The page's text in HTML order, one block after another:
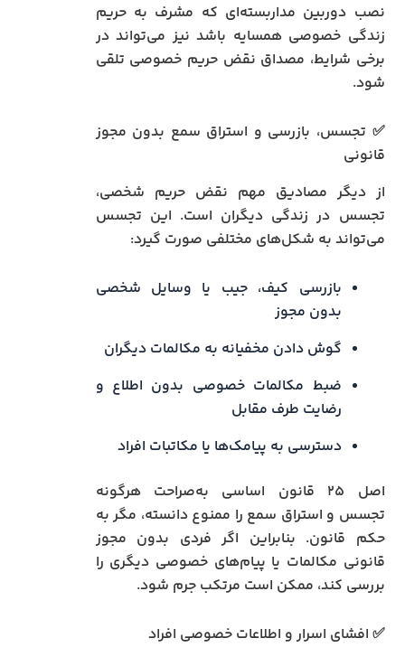
نصب دوربین مداربسته‌ای که مشرف به حریم
زندگی خصوصی همسایه باشد نیز می‌تواند در
برخی شرایط، مصداق نقض حریم خصوصی تلقی
شود.
✅ تجسس، بازرسی و استراق سمع بدون مجوز
قانونی
از دیگر مصادیق مهم نقض حریم شخصی،
تجسس در زندگی دیگران است. این تجسس
می‌تواند به شکل‌های مختلفی صورت گیرد:
بازرسی کیف، جیب یا وسایل شخصی
بدون مجوز
گوش دادن مخفیانه به مکالمات دیگران
ضبط مکالمات خصوصی بدون اطلاع و
رضایت طرف مقابل
دسترسی به پیامک‌ها یا مکاتبات افراد
اصل ۲۵ قانون اساسی به‌صراحت هرگونه
تجسس و استراق سمع را ممنوع دانسته، مگر به
حکم قانون. بنابراین اگر فردی بدون مجوز
قانونی مکالمات یا پیام‌های خصوصی دیگری را
بررسی کند، ممکن است مرتکب جرم شود.
✅ افشای اسرار و اطلاعات خصوصی افراد